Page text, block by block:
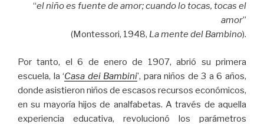
“el niño es fuente de amor; cuando lo tocas, tocas el
amor”
(Montessori, 1948, La mente del Bambino).
Por tanto, el 6 de enero de 1907, abrió su primera
escuela, la ‘Casa dei Bambini’, para niños de 3 a 6 años,
donde asistieron niños de escasos recursos económicos,
en su mayoría hijos de analfabetas. A través de aquella
experiencia educativa, revolucionó los parámetros